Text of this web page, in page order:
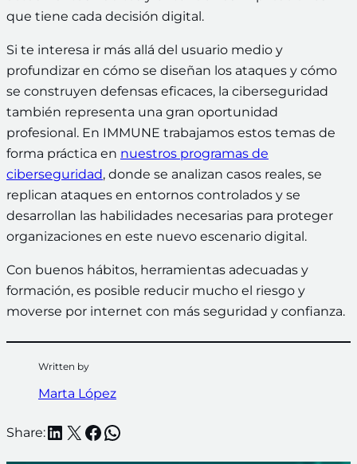
que tiene cada decisión digital.
Si te interesa ir más allá del usuario medio y
profundizar en cómo se diseñan los ataques y cómo
se construyen defensas eficaces, la ciberseguridad
también representa una gran oportunidad
profesional. En IMMUNE trabajamos estos temas de
forma práctica en nuestros programas de
ciberseguridad, donde se analizan casos reales, se
replican ataques en entornos controlados y se
desarrollan las habilidades necesarias para proteger
organizaciones en este nuevo escenario digital.
Con buenos hábitos, herramientas adecuadas y
formación, es posible reducir mucho el riesgo y
moverse por internet con más seguridad y confianza.
Written by
Marta López
Share:LinkedIn
X Facebook
WhatsApp